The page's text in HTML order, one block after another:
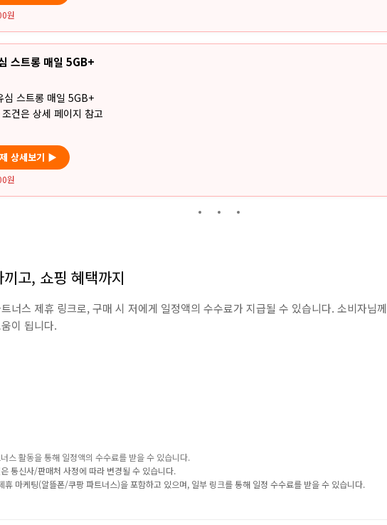
원
스트롱 매일 5GB+
스트롱 매일 5GB+
건은 상세 페이지 참고
상세보기 ▶
원
고, 쇼핑 혜택까지
너스 제휴 링크로, 구매 시 저에게 일정액의 수수료가 지급될 수 있습니다. 소비자님께
이 됩니다.
스 활동을 통해 일정액의 수수료를 받을 수 있습니다.
통신사/판매처 사정에 따라 변경될 수 있습니다.
마케팅(알뜰폰/쿠팡 파트너스)을 포함하고 있으며, 일부 링크를 통해 일정 수수료를 받을 수 있습니다.